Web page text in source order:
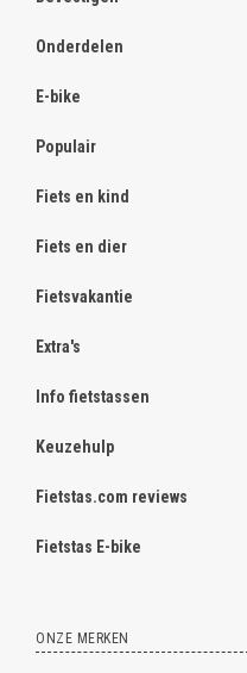
Onderdelen
E-bike
Populair
Fiets en kind
Fiets en dier
Fietsvakantie
Extra's
Info fietstassen
Keuzehulp
Fietstas.com reviews
Fietstas E-bike
ONZE MERKEN
.
.